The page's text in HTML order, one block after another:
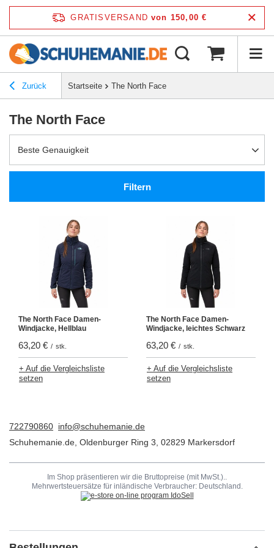
GRATISVERSAND von 150,00 €
Zurück Startseite The North Face
The North Face
Beste Genauigkeit
Filtern
The North Face Damen-
Windjacke, Hellblau
63,20 € / stk.
+ Auf die Vergleichsliste
setzen
The North Face Damen-
Windjacke, leichtes Schwarz
63,20 € / stk.
+ Auf die Vergleichsliste
setzen
722790860 info@schuhemanie.de
Schuhemanie.de Oldenburger Ring 3 02829 Markersdorf
Im Shop präsentieren wir die Bruttopreise (mit MwSt.)..
Mehrwertsteuersätze für inländische Verbraucher: Deutschland .